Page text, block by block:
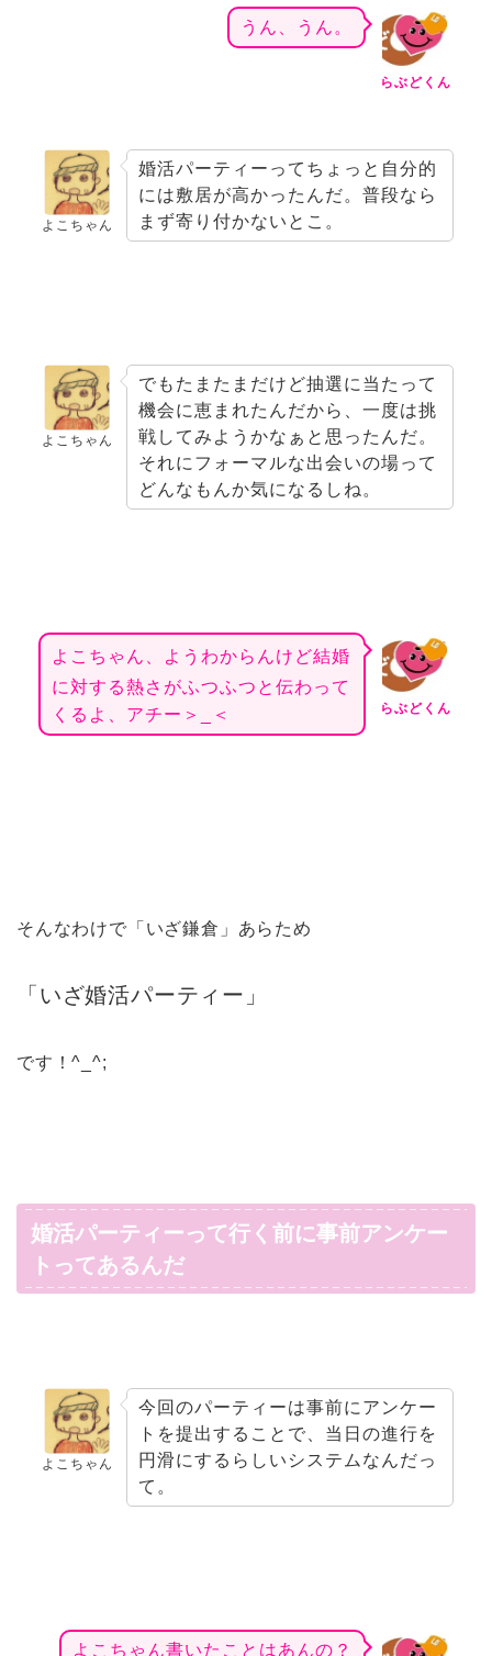
らぶどくん
うん、うん。
よこちゃん
婚活パーティーってちょっと自分的
には敷居が高かったんだ。普段なら
まず寄り付かないとこ。
よこちゃん
でもたまたまだけど抽選に当たって
機会に恵まれたんだから、一度は挑
戦してみようかなぁと思ったんだ。
それにフォーマルな出会いの場って
どんなもんか気になるしね。
らぶどくん
よこちゃん、ようわからんけど結婚
に対する熱さがふつふつと 伝わって
くるよ、アチー＞_＜
そんなわけで「いざ鎌倉」あらため
「いざ婚活パーティー」
です！^_^;
婚活パーティーって行く前に事前アンケー
トってあるんだ
よこちゃん
今回のパーティーは事前にアンケー
トを提出することで、当日の進行を
円滑にするらしいシステムなんだっ
て。
よこちゃん書いたことはあんの？